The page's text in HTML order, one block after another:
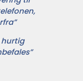
hurtig